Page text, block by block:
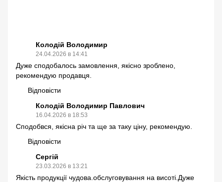
Колодій Володимир
24.04.2026 в 14:41
Дуже сподобалось замовлення, якісно зроблено,
рекомендую продавця.
Відповісти
Колодій Володимир Павлович
16.04.2026 в 18:53
Сподобвся, якісна річ та ще за таку ціну, рекомендую.
Відповісти
Сергій
23.03.2026 в 13:21
Якість продукції чудова.обслуговування на висоті.Дуже